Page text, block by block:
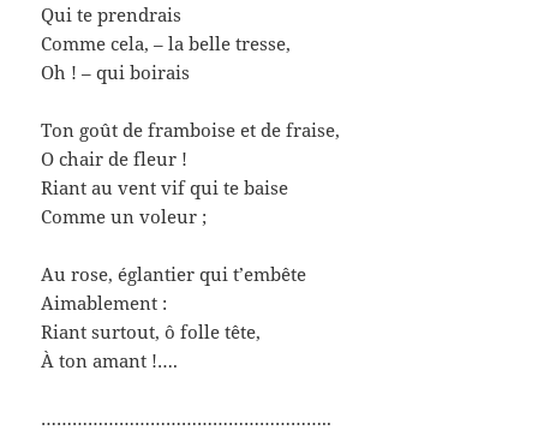
Qui te prendrais
Comme cela, – la belle tresse,
Oh ! – qui boirais
Ton goût de framboise et de fraise,
O chair de fleur !
Riant au vent vif qui te baise
Comme un voleur ;
Au rose, églantier qui t’embête
Aimablement :
Riant surtout, ô folle tête,
À ton amant !….
………………………………………………..